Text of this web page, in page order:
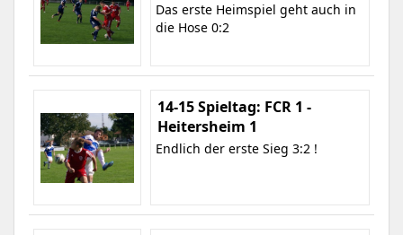
Das erste Heimspiel geht auch in
die Hose 0:2
14-15 Spieltag: FCR 1 -
Heitersheim 1
Endlich der erste Sieg 3:2 !